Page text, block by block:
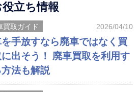
立ち情報
買取ガイド 2026/04/10
手放すなら廃車ではなく買
出そう！ 廃車買取を利用す
方法も解説